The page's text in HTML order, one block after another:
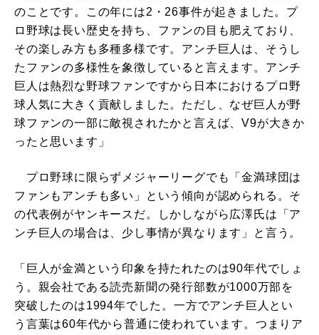
のことです。この年には2・26事件が起きました。プ
ロ野球は長い歴史を持ち、ファンの目も肥えており、
その楽しみ方も多種多様です。アンチ巨人は、そうし
たファンの多様性を象徴していると言えます。アンチ
巨人は熱烈な野球ファンですから日本におけるプロ野
球人気に大きく貢献しました。ただし、なぜ巨人が野
球ファンの一部に敵視されたかと言えば、V9が大きか
ったと思います」
プロ野球に限らずメジャーリーグでも「金満球団は
ファンもアンチも多い」という傾向が認められる。そ
の代表例がヤンキースだ。しかしながら広澤氏は「ア
ンチ巨人の場合は、少し事情が異なります」と言う。
「巨人が金満という印象を持たれたのは90年代でしょ
う。親会社である読売新聞の発行部数が1000万部を
突破したのは1994年でした。一方でアンチ巨人とい
う言葉は60年代から普通に使われています。つまりア